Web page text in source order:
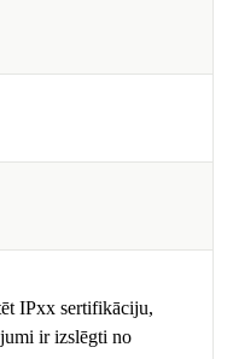
IPxx sertifikāciju,
ir izslēgti no